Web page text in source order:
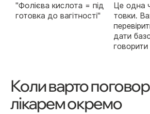
"Фолієва кислота = під
готовка до вагітності"
Це одна
товки.
дати
говорити
Коли варто
лікарем окремо